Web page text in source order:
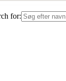
for: